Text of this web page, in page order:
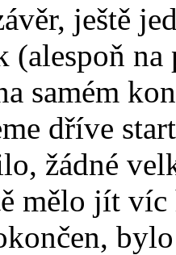
ještě
na
samém
dříve
žádné
mělo jít víc